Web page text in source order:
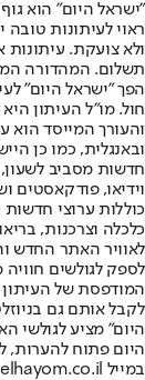
"ישראל היום" הוא
ראוי לעיתונות טובה
ולא צועקת. עיתונות
הפך "ישראל היום"
חול. מו"ל העיתון
והעורך המייסד הוא
חדשות מסביב לשעון,
וידיאו, פודקאסטים
כוללות ערוצי חדשות
לאוויר האתר החדש
לספק לגולשים
המודפסת של העיתון
לקבל אותם גם
היום" מציע לגולשי
היום פתוח להערות,
במייל hayom@israelhayom.co.il.